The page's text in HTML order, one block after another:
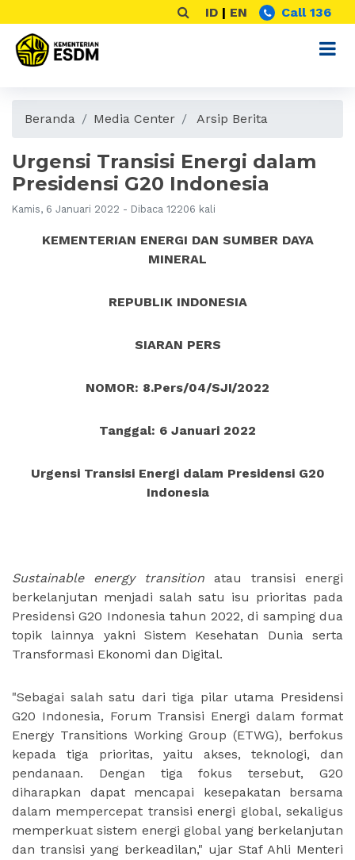
ID | EN Call 136
Beranda Media Center Arsip Berita
Urgensi Transisi Energi dalam
Presidensi G20 Indonesia
Kamis, 6 Januari 2022 - Dibaca 12206 kali
KEMENTERIAN ENERGI DAN SUMBER DAYA
MINERAL
REPUBLIK INDONESIA
SIARAN PERS
NOMOR: 8.Pers/04/SJI/2022
Tanggal: 6 Januari 2022
Urgensi Transisi Energi dalam Presidensi G20
Indonesia
Sustainable energy transition atau transisi energi
berkelanjutan menjadi salah satu isu prioritas pada
Presidensi G20 Indonesia tahun 2022, di samping dua
topik lainnya yakni Sistem Kesehatan Dunia serta
Transformasi Ekonomi dan Digital.
"Sebagai salah satu dari tiga pilar utama Presidensi
G20 Indonesia, Forum Transisi Energi dalam format
Energy Transitions Working Group (ETWG), berfokus
kepada tiga prioritas, yaitu akses, teknologi, dan
pendanaan. Dengan tiga fokus tersebut, G20
diharapkan dapat mencapai kesepakatan bersama
dalam mempercepat transisi energi global, sekaligus
memperkuat sistem energi global yang berkelanjutan
dan transisi yang berkeadilan," ujar Staf Ahli Menteri